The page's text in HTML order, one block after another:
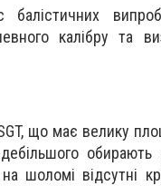
калібру та
що має велику
обирають
шоломі відсутні